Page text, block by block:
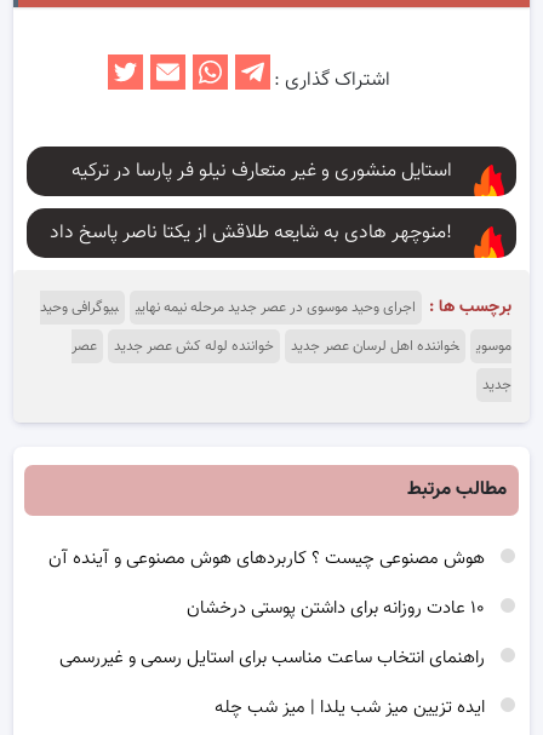
اشتراک گذاری :
استایل منشوری و غیر متعارف نیلو فر پارسا در ترکیه
منوچهر هادی به شایعه طلاقش از یکتا ناصر پاسخ داد!
برچسب ها : اجرای وحید موسوی در عصر جدید مرحله نیمه نهایی
بیوگرافی وحید
موسوی
خواننده اهل لرسان عصر جدید خواننده لوله کش عصر جدید
عصر
جدید
مطالب مرتبط
هوش مصنوعی چیست ؟ کاربردهای هوش مصنوعی و آینده آن
راهنمای انتخاب ساعت مناسب برای استایل رسمی و غیررسمی
ایده تزیین میز شب یلدا | میز شب چله